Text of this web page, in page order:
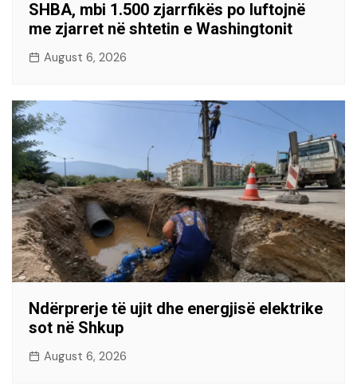
SHBA, mbi 1.500 zjarrfikës po luftojnë
me zjarret në shtetin e Washingtonit
August 6, 2026
Ndërprerje të ujit dhe energjisë elektrike
sot në Shkup
August 6, 2026